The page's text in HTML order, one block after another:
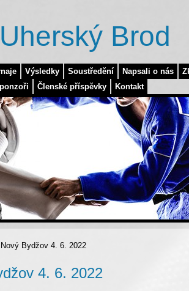
Výsledky Soustředění Napsali o nás
Členské příspěvky Kontakt
Brod
Bydžov 4. 6. 2022
4. 6. 2022